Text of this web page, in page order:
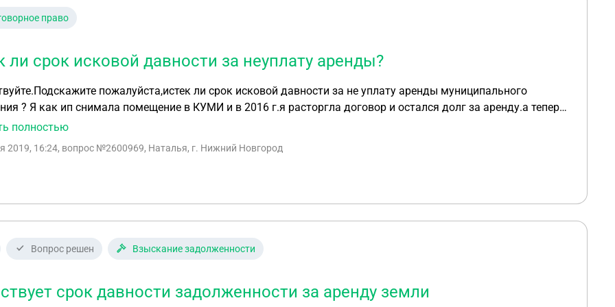
право
ли срок исковой давности за неуплату аренды?
пожалуйста,истек ли срок исковой давности за не уплату аренды муниципального
и остался долг за аренду.а теперь
счет и грозят судом.
полностью
2019, 16:24, вопрос №2600969, Наталья, г. Нижний Новгород
Вопрос решен Взыскание задолженности
срок давности задолженности за аренду земли